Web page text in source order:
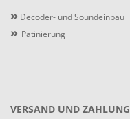
» Decoder- und Soundeinbau
» Patinierung
VERSAND UND ZAHLUNG